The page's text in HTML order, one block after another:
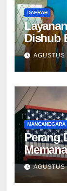
DAERAH
Dishub
QR
Rusak
AGUSTUS
MANCANEGARA
Perang
Trump